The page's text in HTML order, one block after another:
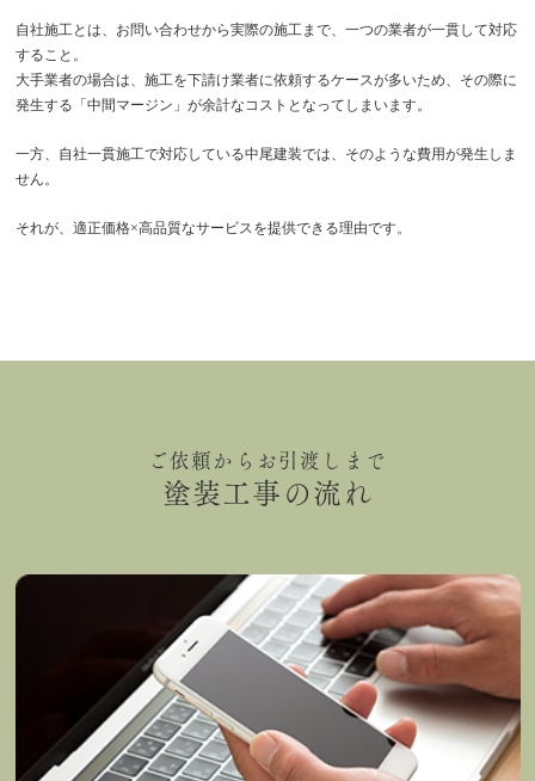
自社施工とは、お問い合わせから実際の施工まで、一つの業者が一貫して対応
すること。
大手業者の場合は、施工を下請け業者に依頼するケースが多いため、その際に
発生する「中間マージン」が余計なコストとなってしまいます。
一方、自社一貫施工で対応している中尾建装では、そのような費用が発生しま
せん。
それが、適正価格×高品質なサービスを提供できる理由です。
ご依頼からお引渡しまで
塗装工事の流れ